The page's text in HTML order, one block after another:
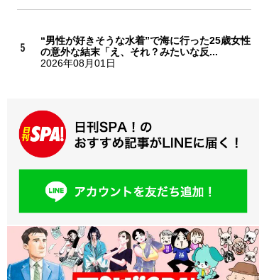
“男性が好きそうな水着”で海に行った25歳女性
の意外な結末「え、それ？みたいな反...
2026年08月01日